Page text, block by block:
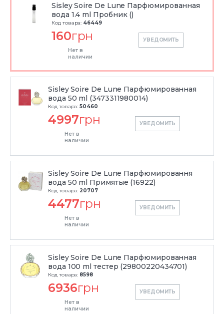
Sisley Soire De Lune Парфюмированная
вода 1.4 ml Пробник ()
Код товара: 46449
160грн
Нет в
наличии
УВЕДОМИТЬ
Sisley Soire De Lune Парфюмированная
вода 50 ml (3473311980014)
Код товара: 50460
4997грн
Нет в
наличии
УВЕДОМИТЬ
Sisley Soire De Lune Парфюмировання
вода 50 ml Примятые (16922)
Код товара: 20707
4477грн
Нет в
наличии
УВЕДОМИТЬ
Sisley Soire De Lune Парфюмированная
вода 100 ml тестер (29800220434701)
Код товара: 8598
6936грн
Нет в
наличии
УВЕДОМИТЬ